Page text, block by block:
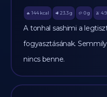
🔥 144 kcal 🥩 23.3 g 🥔 0g 🫒 4.9
A tonhal sashimi a
fogyasztásának.
nincs benne.